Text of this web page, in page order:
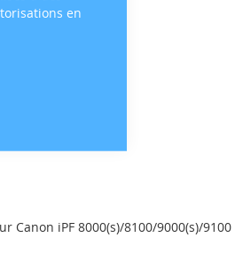
en
Canon iPF 8000(s)/8100/9000(s)/9100